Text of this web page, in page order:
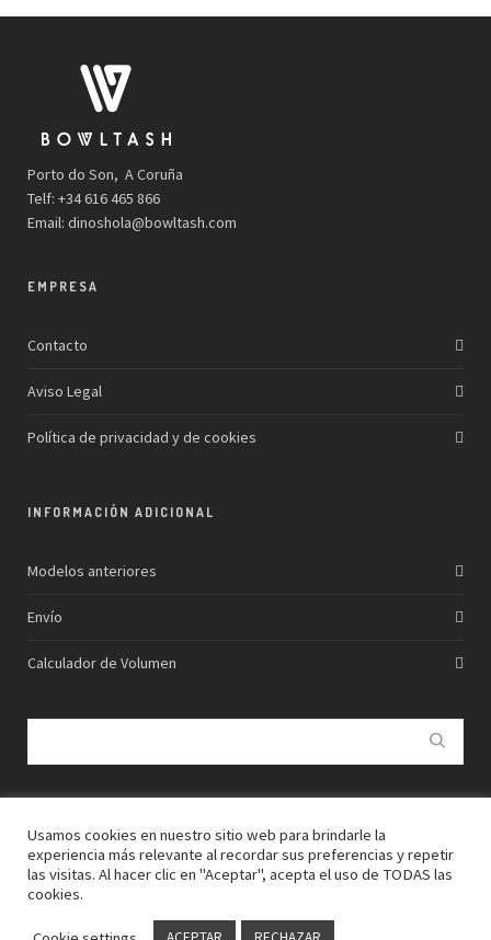
Porto do Son, A Coruña
Telf: +34 616 465 866
Email: dinoshola@bowltash.com
EMPRESA
Contacto
Aviso Legal
Política de privacidad y de cookies
INFORMACIÓN ADICIONAL
Modelos anteriores
Envío
Calculador de Volumen
© 2026 BOWLTASH SURFBOARDS
Usamos cookies en nuestro sitio web para brindarle la
experiencia más relevante al recordar sus preferencias y repetir
las visitas. Al hacer clic en "Aceptar", acepta el uso de TODAS las
cookies.